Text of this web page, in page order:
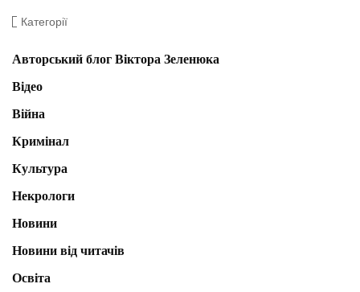
Категорії
Авторський блог Віктора Зеленюка
Відео
Війна
Кримінал
Культура
Некрологи
Новини
Новини від читачів
Освіта